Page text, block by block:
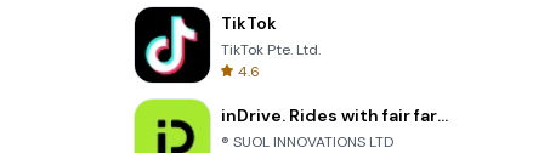
TikTok
TikTok Pte. Ltd.
4.6
inDrive. Rides with fair fares
® SUOL INNOVATIONS LTD